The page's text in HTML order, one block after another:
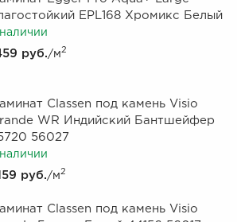
EPL168 Хромикс Белый
руб./м2
Classen под камень Visio
WR Индийский Бантшейфер
56027
руб./м2
Classen под камень Visio